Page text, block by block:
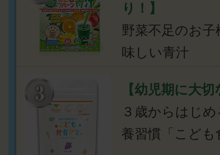
り！】
野菜不足のお
味しい青汁
【幼児期に大
３歳からはじ
養習慣「こども